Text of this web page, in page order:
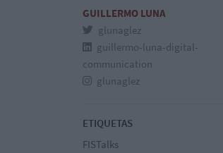
GUILLERMO LUNA
glunaglez
guillermo-luna-digital-
communication
glunaglez
ETIQUETAS
FISTalks